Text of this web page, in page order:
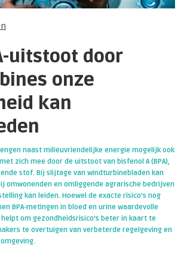
uitstoot door
onze
kan
naast milieuvriendelijke energie mogelijk ook
zich mee door de uitstoot van bisfenol A (BPA),
stof. Bij slijtage van windturbinebladen kan
omwonenden en omliggende agrarische bedrijven
kan leiden. Hoewel de exacte risico’s nog
BPA-metingen in bloed en urine waardevolle
om gezondheidsrisico’s beter in kaart te
te overtuigen van verbeterde regelgeving en